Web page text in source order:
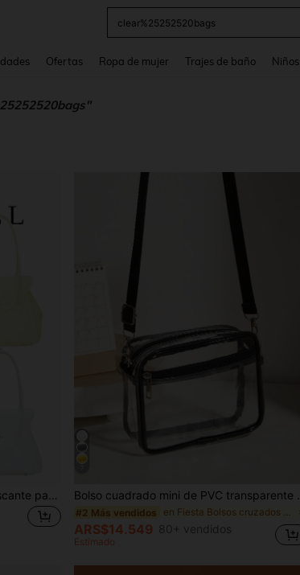
Ofertas Ropa de mujer Trajes de baño Niños
2026 Nueva Bolsa Grande Refrescante para Axilas de Verano para Mujeres, Bolsa Tote de Gelatina PVC de Moda, Bolsa de Hombro Minimalista para Viajes Diarios
#2 Más vendidos en Fiesta Bolsos cruzados de mujer
ARS$14.549 80+ vendidos
Estimado